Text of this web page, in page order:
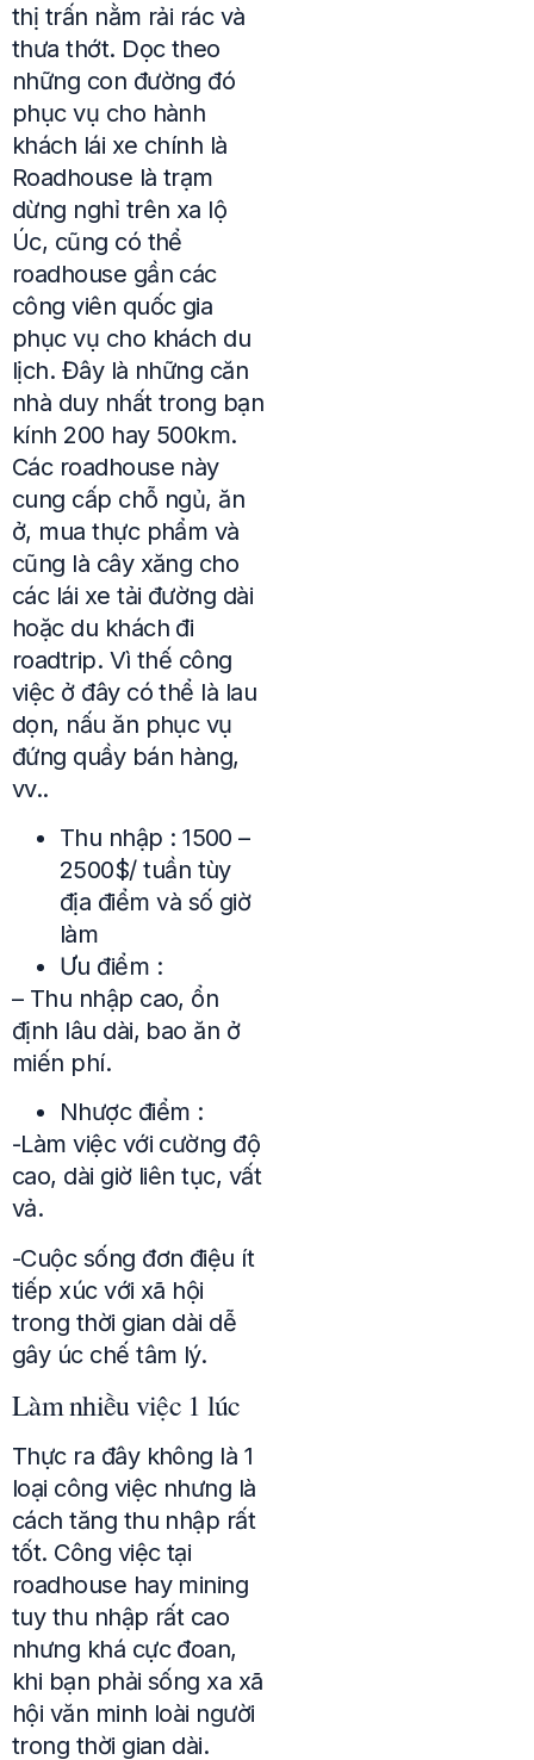
thị trấn nằm rải rác và
thưa thớt. Dọc theo
những con đường đó
phục vụ cho hành
khách lái xe chính là
Roadhouse là trạm
dừng nghỉ trên xa lộ
Úc, cũng có thể
roadhouse gần các
công viên quốc gia
phục vụ cho khách du
lịch. Đây là những căn
nhà duy nhất trong bạn
kính 200 hay 500km.
Các roadhouse này
cung cấp chỗ ngủ, ăn
ở, mua thực phẩm và
cũng là cây xăng cho
các lái xe tải đường dài
hoặc du khách đi
roadtrip. Vì thế công
việc ở đây có thể là lau
dọn, nấu ăn phục vụ
đứng quầy bán hàng,
vv..
Thu nhập : 1500 –
2500$/ tuần tùy
địa điểm và số giờ
làm
Ưu điểm :
– Thu nhập cao, ổn
định lâu dài, bao ăn ở
miến phí.
Nhược điểm :
-Làm việc với cường độ
cao, dài giờ liên tục, vất
vả.
-Cuộc sống đơn điệu ít
tiếp xúc với xã hội
trong thời gian dài dễ
gây úc chế tâm lý.
Làm nhiều việc 1 lúc
Thực ra đây không là 1
loại công việc nhưng là
cách tăng thu nhập rất
tốt. Công việc tại
roadhouse hay mining
tuy thu nhập rất cao
nhưng khá cực đoan,
khi bạn phải sống xa xã
hội văn minh loài người
trong thời gian dài.